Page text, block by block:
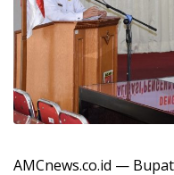
AMCnews.co.id —